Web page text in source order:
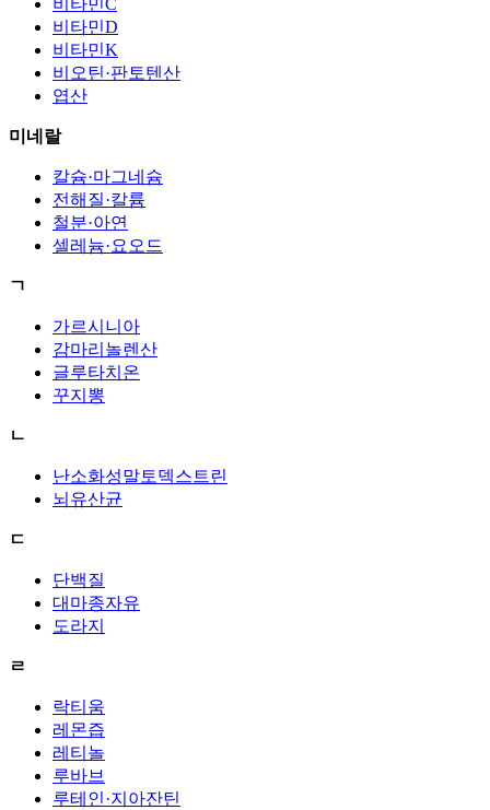
비타민D
비타민K
비오틴·판토텐산
엽산
미네랄
칼슘·마그네슘
전해질·칼륨
철분·아연
셀레늄·요오드
ㄱ
가르시니아
감마리놀렌산
글루타치온
꾸지뽕
ㄴ
난소화성말토덱스트린
뇌유산균
ㄷ
단백질
대마종자유
도라지
ㄹ
락티움
레몬즙
레티놀
루바브
루테인·지아잔틴